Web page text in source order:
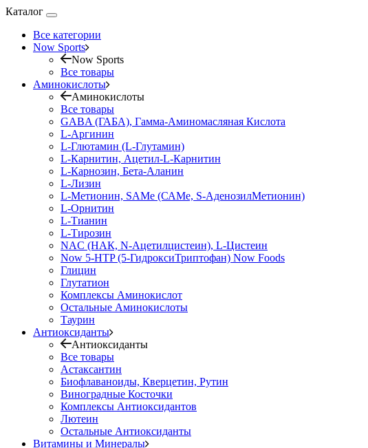
Каталог
Все категории
Now Sports
Now Sports
Все товары
Аминокислоты
Аминокислоты
Все товары
GABA (ГАБА), Гамма-Аминомасляная Кислота
L-Аргинин
L-Глютамин (L-Глутамин)
L-Карнитин, Ацетил-L-Карнитин
L-Карнозин, Бета-Аланин
L-Лизин
L-Метионин, SAMe (САМе, S-АденозилМетионин)
L-Орнитин
L-Тианин
L-Тирозин
NAC (НАК, N-Ацетилцистеин), L-Цистеин
Now 5-HTP (5-ГидроксиТриптофан) Now Foods
Глицин
Глутатион
Комплексы Аминокислот
Остальные Аминокислоты
Таурин
Антиоксиданты
Антиоксиданты
Все товары
Астаксантин
Биофлаваноиды, Кверцетин, Рутин
Виноградные Косточки
Комплексы Антиоксидантов
Лютеин
Остальные Антиоксиданты
Витамины и Минералы